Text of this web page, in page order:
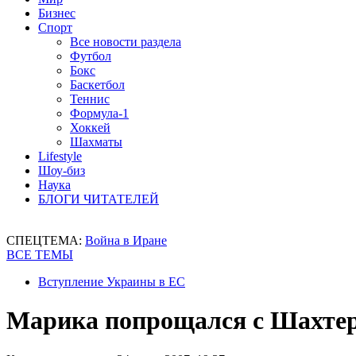
Бизнес
Спорт
Все новости раздела
Футбол
Бокс
Баскетбол
Теннис
Формула-1
Хоккей
Шахматы
Lifestyle
Шоу-биз
Наука
БЛОГИ ЧИТАТЕЛЕЙ
СПЕЦТЕМА: Война в Иране
ВСЕ ТЕМЫ
Вступление Украины в ЕС
Марика попрощался с